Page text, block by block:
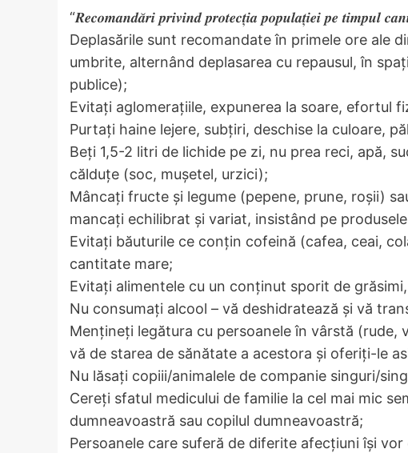
“𝑹𝒆𝒄𝒐𝒎𝒂𝒏𝒅𝒂̆𝒓𝒊 𝒑𝒓𝒊𝒗𝒊𝒏𝒅 𝒑𝒓𝒐𝒕𝒆𝒄𝒕̦𝒊𝒂 𝒑𝒐𝒑𝒖𝒍𝒂𝒕̦𝒊𝒆𝒊 𝒑𝒆 𝒕𝒊𝒎𝒑𝒖𝒍
Deplasările sunt recomandate în primele ore ale
umbrite, alternând deplasarea cu repausul, în
publice);
Evitați aglomerațiile, expunerea la soare, efortul
Purtați haine lejere, subțiri, deschise la culoare,
Beți 1,5-2 litri de lichide pe zi, nu prea reci, apă,
călduțe (soc, mușetel, urzici);
Mâncați fructe și legume (pepene, prune, roșii)
mancați echilibrat și variat, insistând pe
Evitați băuturile ce conțin cofeină (cafea, ceai,
cantitate mare;
Evitați alimentele cu un conținut sporit de
Nu consumați alcool – vă deshidratează și vă
Mențineți legătura cu persoanele în vârstă
vă de starea de sănătate a acestora și oferiți-le
Nu lăsați copiii/animalele de companie singuri/
Cereți sfatul medicului de familie la cel mai mic
dumneavoastră sau copilul dumneavoastră;
Persoanele care suferă de diferite afecțiuni își